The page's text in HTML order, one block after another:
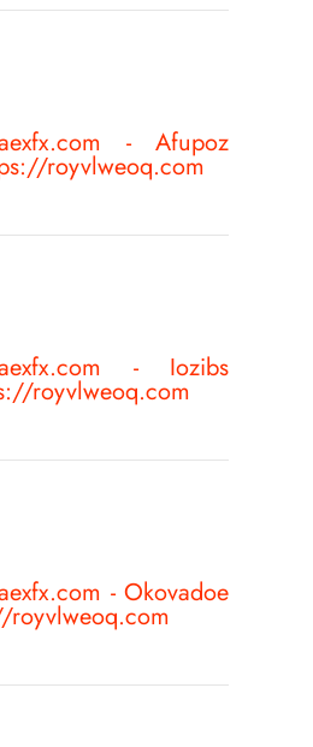
- Afupoz
royvlweoq.com
- Iozibs
royvlweoq.com
- Okovadoe
royvlweoq.com